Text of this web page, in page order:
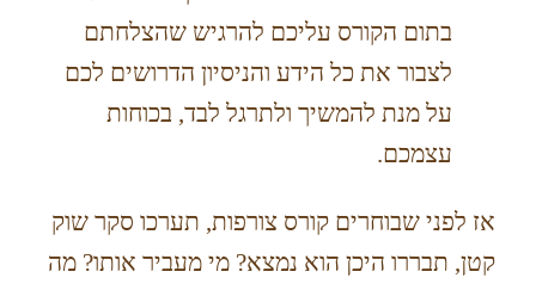
בתום הקורס עליכם להרגיש שהצלחתם
לצבור את כל הידע והניסיון הדרושים לכם
על מנת להמשיך ולתרגל לבד, בכוחות
עצמכם.
אז לפני שבוחרים קורס צורפות, תערכו סקר שוק
קטן, תבררו היכן הוא נמצא? מי מעביר אותו? מה